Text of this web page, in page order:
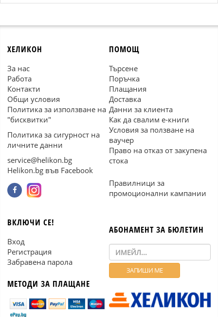
ХЕЛИКОН
За нас
Работа
Контакти
Общи условия
Политика за използване на
"бисквитки"
Политика за сигурност на
личните данни
service@helikon.bg
Helikon.bg във Facebook
ПОМОЩ
Търсене
Поръчка
Плащания
Доставка
Данни за клиента
Как да свалим е-книги
Условия за ползване на
ваучер
Право на отказ от закупена
стока
Правилници за
промоционални кампании
ВКЛЮЧИ СЕ!
Вход
Регистрация
Забравена парола
МЕТОДИ ЗА ПЛАЩАНЕ
АБОНАМЕНТ ЗА БЮЛЕТИН